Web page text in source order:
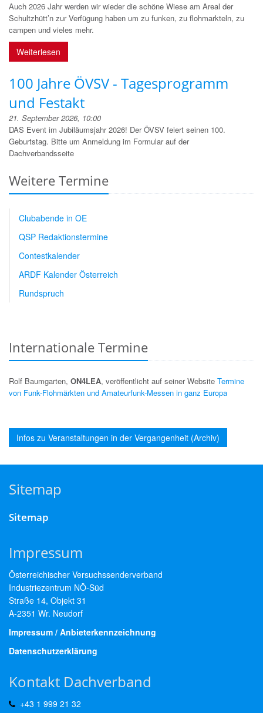
Auch 2026 Jahr werden wir wieder die schöne Wiese am Areal der
Schultzhütt’n zur Verfügung haben um zu funken, zu flohmarkteln, zu
campen und vieles mehr.
Weiterlesen
100 Jahre ÖVSV - Tagesprogramm
und Festakt
21. September 2026, 10:00
DAS Event im Jubiläumsjahr 2026! Der ÖVSV feiert seinen 100.
Geburtstag. Bitte um Anmeldung im Formular auf der
Dachverbandsseite
Weitere Termine
Clubabende in OE
QSP Redaktionstermine
Contestkalender
ARDF Kalender Österreich
Rundspruch
Internationale Termine
Rolf Baumgarten, ON4LEA, veröffentlicht auf seiner Website Termine
von Funk-Flohmärkten und Amateurfunk-Messen in ganz Europa
Infos zu Veranstaltungen in der Vergangenheit (Archiv)
Sitemap
Sitemap
Impressum
Österreichischer Versuchssenderverband
Industriezentrum NÖ-Süd
Straße 14, Objekt 31
A-2351 Wr. Neudorf
Impressum / Anbieterkennzeichnung
Datenschutzerklärung
Kontakt Dachverband
+43 1 999 21 32